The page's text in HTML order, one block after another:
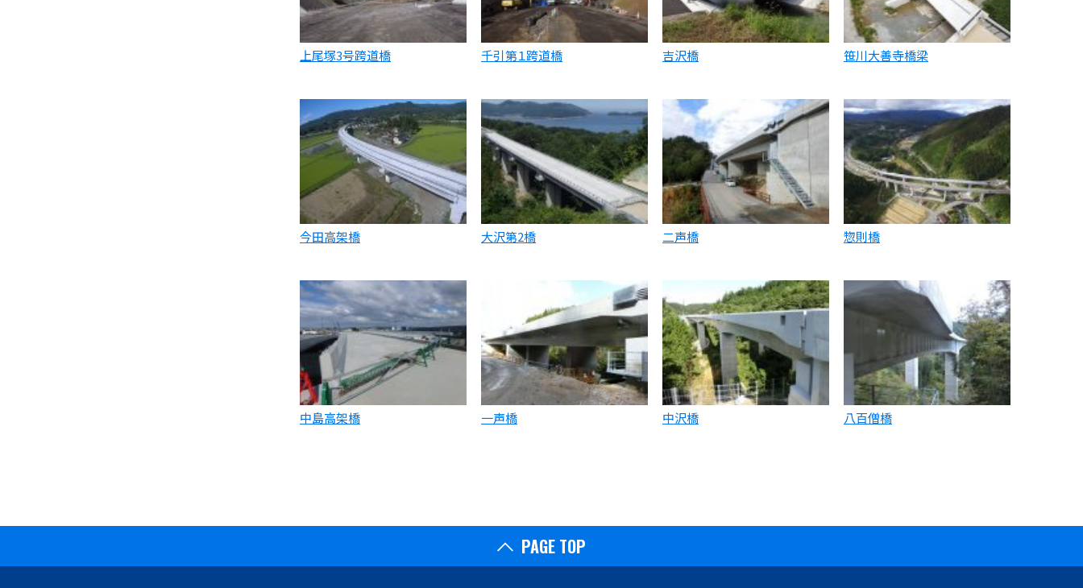
上尾塚3号跨道橋 千引第１跨道橋 吉沢橋 笹川大善寺橋梁
今田高架橋 大沢第2橋 二声橋 惣則橋
中島高架橋 一声橋 中沢橋 八百僧橋
PAGE TOP